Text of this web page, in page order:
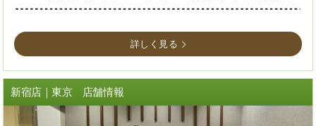
詳しく見る
新宿店｜東京 店舗情報